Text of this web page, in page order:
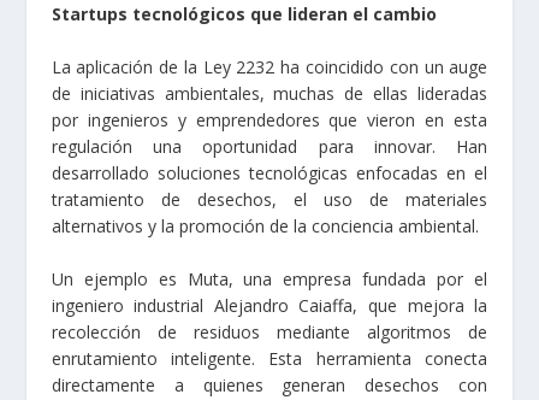
Startups tecnológicos que lideran el cambio
La aplicación de la Ley 2232 ha coincidido con un auge
de iniciativas ambientales, muchas de ellas lideradas
por ingenieros y emprendedores que vieron en esta
regulación una oportunidad para innovar. Han
desarrollado soluciones tecnológicas enfocadas en el
tratamiento de desechos, el uso de materiales
alternativos y la promoción de la conciencia ambiental.
Un ejemplo es Muta, una empresa fundada por el
ingeniero industrial Alejandro Caiaffa, que mejora la
recolección de residuos mediante algoritmos de
enrutamiento inteligente. Esta herramienta conecta
directamente a quienes generan desechos con